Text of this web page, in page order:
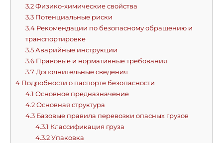
3.2Физико-химические свойства
3.3Потенциальные риски
3.4Рекомендации по безопасному обращению и
транспортировке
3.5Аварийные инструкции
3.6Правовые и нормативные требования
3.7 Дополнительные сведения
4 Подробности о паспорте безопасности
4.1 Основное предназначение
4.2Основная структура
4.3Базовые правила перевозки опасных грузов
4.3.1 Классификация груза
4.3.2Упаковка